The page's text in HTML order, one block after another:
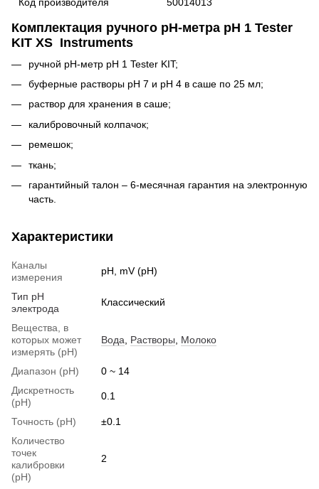
Комплектация ручного pH-метра pH 1 Tester
KIT XS Instruments
ручной pH-метр pH 1 Tester KIT;
буферные растворы pH 7 и pH 4 в саше по 25 мл;
раствор для хранения в саше;
калибровочный колпачок;
ремешок;
ткань;
гарантийный талон – 6-месячная гарантия на электронную
часть.
Характеристики
Каналы
измерения
pH, mV (pH)
Тип pH
электрода
Классический
Вещества, в
которых может
измерять (pH)
Вода Растворы Молоко
Диапазон (pH)
0 ~ 14
Дискретность
(pH)
0.1
Точность (pH)
±0.1
Количество
точек
калибровки
(pH)
2